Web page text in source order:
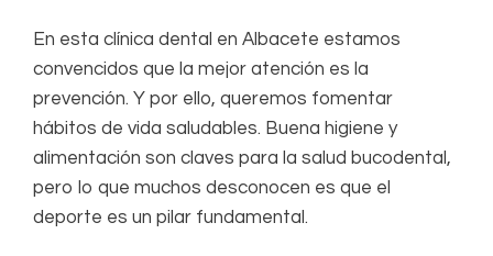
En esta clínica dental en Albacete estamos
convencidos que la mejor atención es la
prevención. Y por ello, queremos fomentar
hábitos de vida saludables. Buena higiene y
alimentación son claves para la salud bucodental,
pero lo que muchos desconocen es que el
deporte es un pilar fundamental.